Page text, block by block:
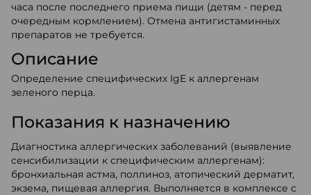
часа после последнего приема пищи (детям - перед
очередным кормлением). Отмена антигистаминных
препаратов не требуется.
Описание
Определение специфических IgE к аллергенам
зеленого перца.
Показания к назначению
Диагностика аллергических заболеваний (выявление
сенсибилизации к специфическим аллергенам):
бронхиальная астма, поллиноз, атопический дерматит,
экзема, пищевая аллергия. Выполняется в комплексе с